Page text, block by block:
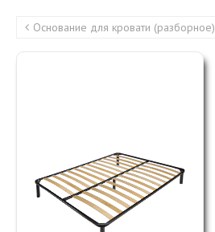
Основание для кровати (разборное)